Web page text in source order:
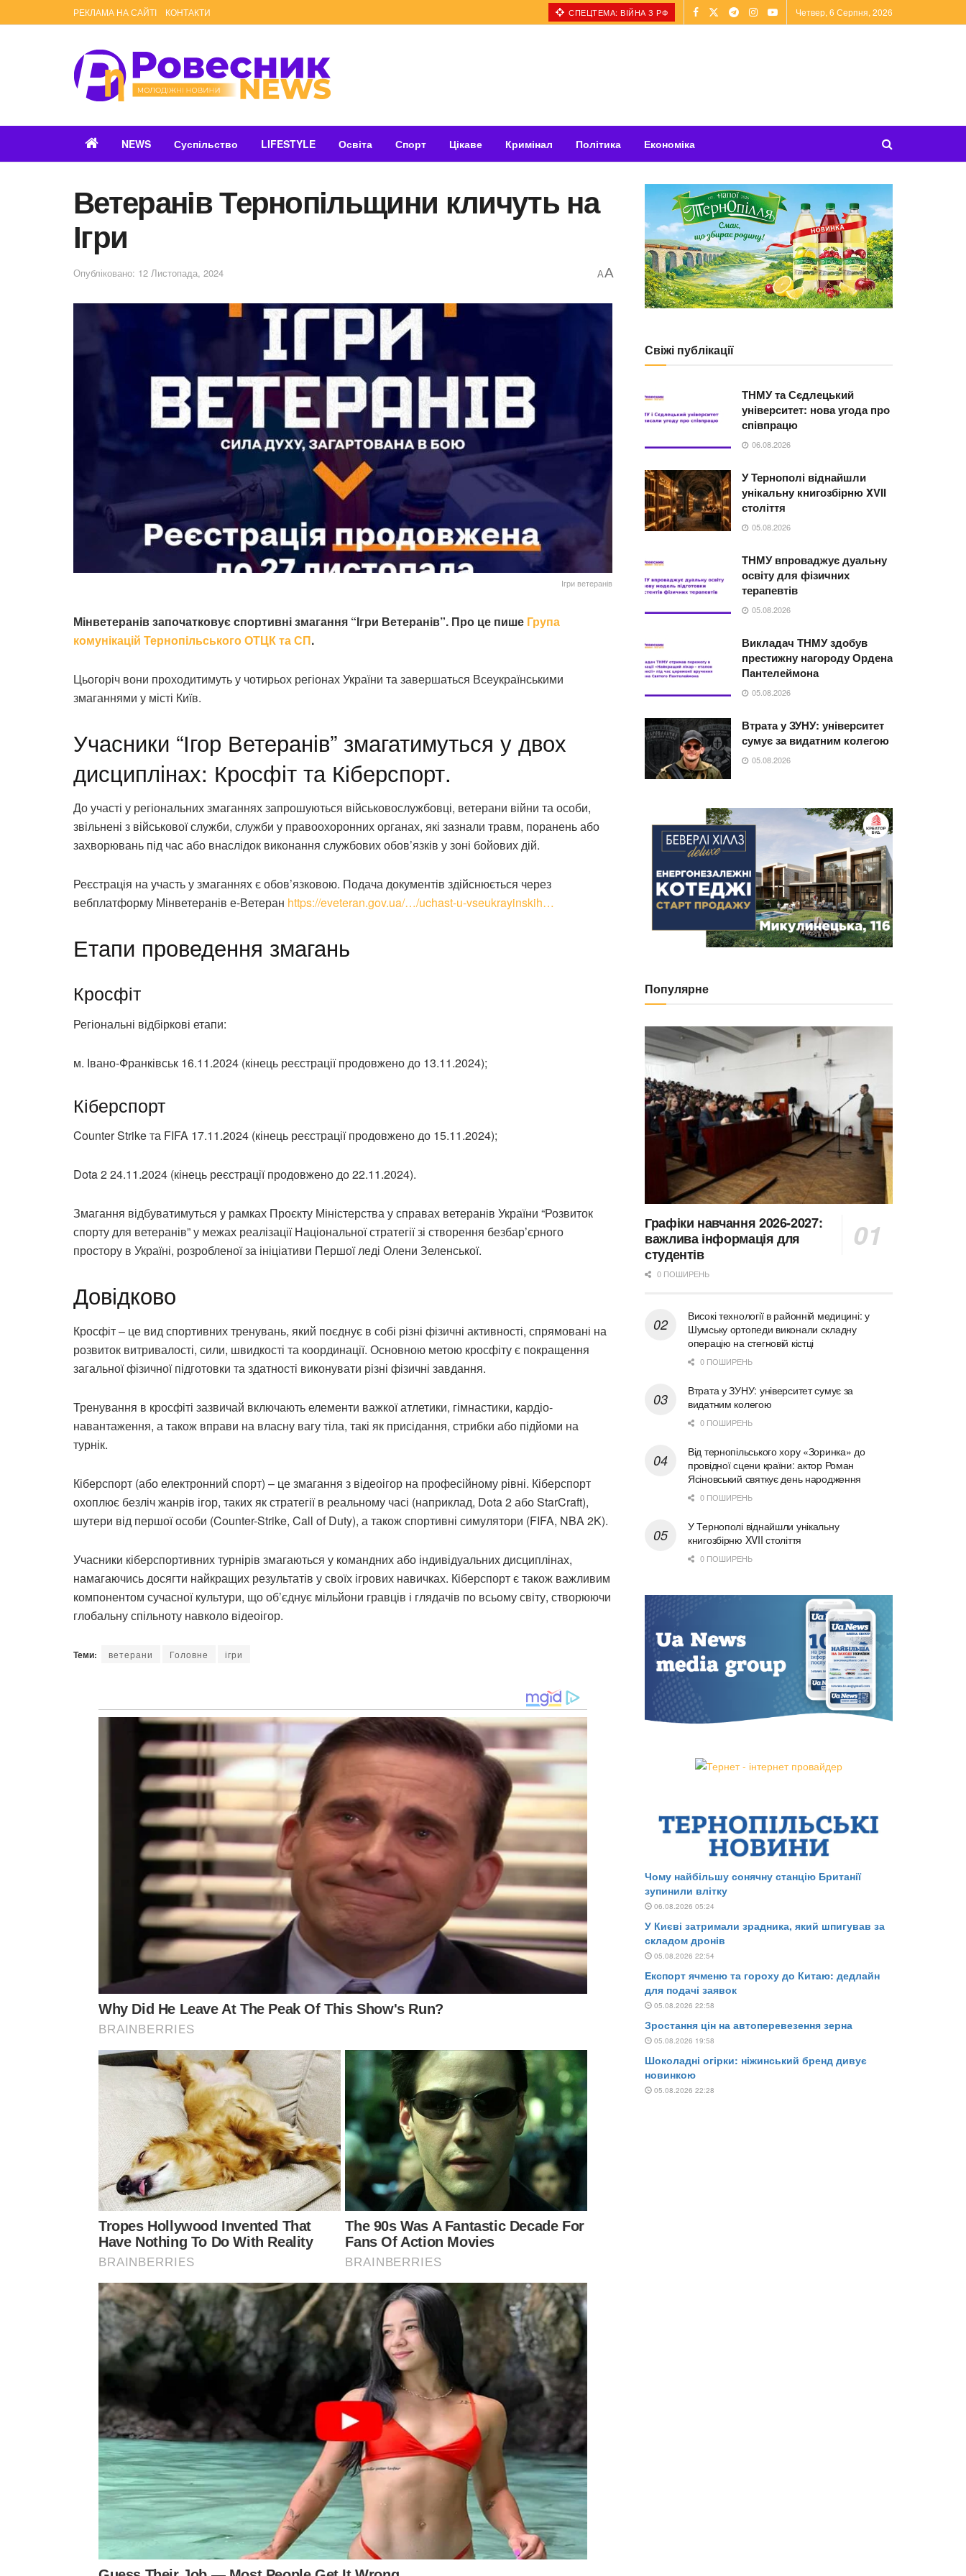
РЕКЛАМА НА САЙТІ КОНТАКТИ СПЕЦТЕМА: ВІЙНА З РФ Четвер, 6 Серпня, 2026
NEWS Суспільство LIFESTYLE Освіта Спорт Цікаве Кримінал Політика Економіка
Ветеранів Тернопільщини кличуть на
Ігри
Опубліковано: 12 Листопада, 2024 AA
Ігри ветеранів
Мінветеранів започатковує спортивні змагання “Ігри Ветеранів”. Про це пише Група
комунікацій Тернопільського ОТЦК та СП.
Цьогоріч вони проходитимуть у чотирьох регіонах України та завершаться Всеукраїнськими
змаганнями у місті Київ.
Учасники “Ігор Ветеранів” змагатимуться у двох
дисциплінах: Кросфіт та Кіберспорт.
До участі у регіональних змаганнях запрошуються військовослужбовці, ветерани війни та особи,
звільнені з військової служби, служби у правоохоронних органах, які зазнали травм, поранень або
захворювань під час або внаслідок виконання службових обов’язків у зоні бойових дій.
Реєстрація на участь у змаганнях є обов’язковою. Подача документів здійснюється через
вебплатформу Мінветеранів е-Ветеран https://eveteran.gov.ua/…/uchast-u-vseukrayinskih…
Етапи проведення змагань
Кросфіт
Регіональні відбіркові етапи:
м. Івано-Франківськ 16.11.2024 (кінець реєстрації продовжено до 13.11.2024);
Кіберспорт
Counter Strike та FIFA 17.11.2024 (кінець реєстрації продовжено до 15.11.2024);
Dota 2 24.11.2024 (кінець реєстрації продовжено до 22.11.2024).
Змагання відбуватимуться у рамках Проєкту Міністерства у справах ветеранів України “Розвиток
спорту для ветеранів” у межах реалізації Національної стратегії зі створення безбарʼєрного
простору в Україні, розробленої за ініціативи Першої леді Олени Зеленської.
Довідково
Кросфіт – це вид спортивних тренувань, який поєднує в собі різні фізичні активності, спрямовані на
розвиток витривалості, сили, швидкості та координації. Основною метою кросфіту є покращення
загальної фізичної підготовки та здатності виконувати різні фізичні завдання.
Тренування в кросфіті зазвичай включають елементи важкої атлетики, гімнастики, кардіо-
навантаження, а також вправи на власну вагу тіла, такі як присідання, стрибки або підйоми на
турнік.
Кіберспорт (або електронний спорт) – це змагання з відеоігор на професійному рівні. Кіберспорт
охоплює безліч жанрів ігор, таких як стратегії в реальному часі (наприклад, Dota 2 або StarCraft),
шутери від першої особи (Counter-Strike, Call of Duty), а також спортивні симулятори (FIFA, NBA 2K).
Учасники кіберспортивних турнірів змагаються у командних або індивідуальних дисциплінах,
намагаючись досягти найкращих результатів у своїх ігрових навичках. Кіберспорт є також важливим
компонентом сучасної культури, що об’єднує мільйони гравців і глядачів по всьому світу, створюючи
глобальну спільноту навколо відеоігор.
Теми: ветерани Головне ігри
Свіжі публікації
ТНМУ та Сєдлецький
університет: нова угода про
співпрацю
06.08.2026
У Тернополі віднайшли
унікальну книгозбірню XVII
століття
05.08.2026
ТНМУ впроваджує дуальну
освіту для фізичних
терапевтів
05.08.2026
Викладач ТНМУ здобув
престижну нагороду Ордена
Пантелеймона
05.08.2026
Втрата у ЗУНУ: університет
сумує за видатним колегою
05.08.2026
Популярне
Графіки навчання 2026-2027:
важлива інформація для
студентів
0 ПОШИРЕНЬ
Високі технології в районній медицині: у
Шумську ортопеди виконали складну
операцію на стегновій кістці
0 ПОШИРЕНЬ
Втрата у ЗУНУ: університет сумує за
видатним колегою
0 ПОШИРЕНЬ
Від тернопільського хору «Зоринка» до
провідної сцени країни: актор Роман
Ясіновський святкує день народження
0 ПОШИРЕНЬ
У Тернополі віднайшли унікальну
книгозбірню XVII століття
0 ПОШИРЕНЬ